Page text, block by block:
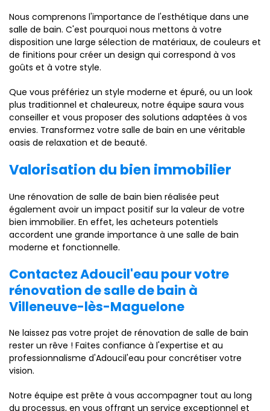
Nous comprenons l'importance de l'esthétique dans une
salle de bain. C'est pourquoi nous mettons à votre
disposition une large sélection de matériaux, de couleurs et
de finitions pour créer un design qui correspond à vos
goûts et à votre style.
Que vous préfériez un style moderne et épuré, ou un look
plus traditionnel et chaleureux, notre équipe saura vous
conseiller et vous proposer des solutions adaptées à vos
envies. Transformez votre salle de bain en une véritable
oasis de relaxation et de beauté.
Valorisation du bien immobilier
Une rénovation de salle de bain bien réalisée peut
également avoir un impact positif sur la valeur de votre
bien immobilier. En effet, les acheteurs potentiels
accordent une grande importance à une salle de bain
moderne et fonctionnelle.
Contactez Adoucil'eau pour votre
rénovation de salle de bain à
Villeneuve-lès-Maguelone
Ne laissez pas votre projet de rénovation de salle de bain
rester un rêve ! Faites confiance à l'expertise et au
professionnalisme d'Adoucil'eau pour concrétiser votre
vision.
Notre équipe est prête à vous accompagner tout au long
du processus, en vous offrant un service exceptionnel et